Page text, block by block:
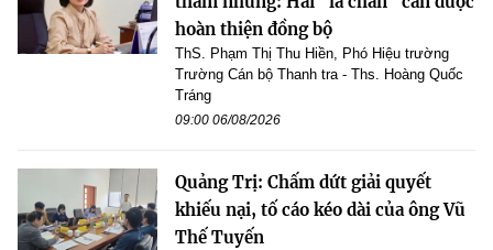
hoàn thiện đồng bộ
ThS. Phạm Thị Thu Hiền, Phó Hiệu trường
Trường Cán bộ Thanh tra - Ths. Hoàng Quốc
Tráng
09:00 06/08/2026
Quảng Trị: Chấm dứt giải quyết
khiếu nại, tố cáo kéo dài của ông Vũ
Thế Tuyến